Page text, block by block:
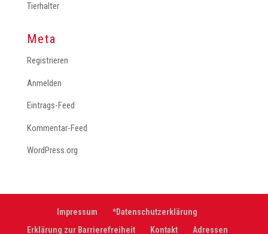
Tierhalter
Meta
Registrieren
Anmelden
Eintrags-Feed
Kommentar-Feed
WordPress.org
Impressum
*Datenschutzerklärung
Erklärung zur Barrierefreiheit
Kontakt Adressen